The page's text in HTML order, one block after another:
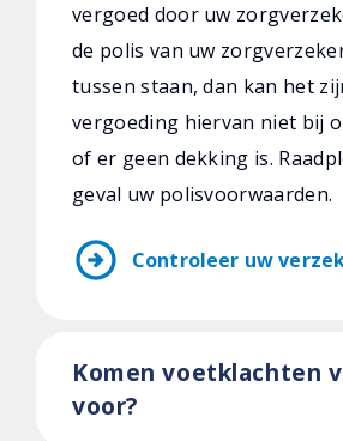
vergoed door uw
de polis van uw
tussen staan, dan kan het
vergoeding hiervan niet bij
of er geen dekking is.
geval uw polisvoorwaarden.
arrow_circle_right Controleer uw
Komen voetklachten
voor?